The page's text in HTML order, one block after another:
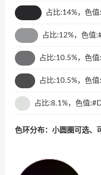
占比:14%，色
占比:12%，色值
占比:10.5%，色
占比:10.5%，色值
占比:8.1%，色值
色环分布：小圆圈可选、